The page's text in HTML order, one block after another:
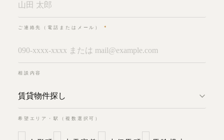
ご連絡先（電話またはメール）*
相談内容
希望エリア・駅（複数選択可）